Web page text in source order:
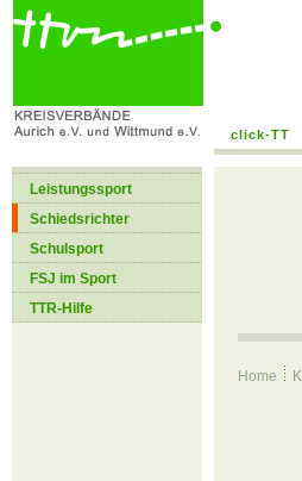
click-TT
Leistungssport
Schiedsrichter
Schulsport
FSJ im Sport
TTR-Hilfe
--> /home/hk29zdvdi8up/public_html/
Home